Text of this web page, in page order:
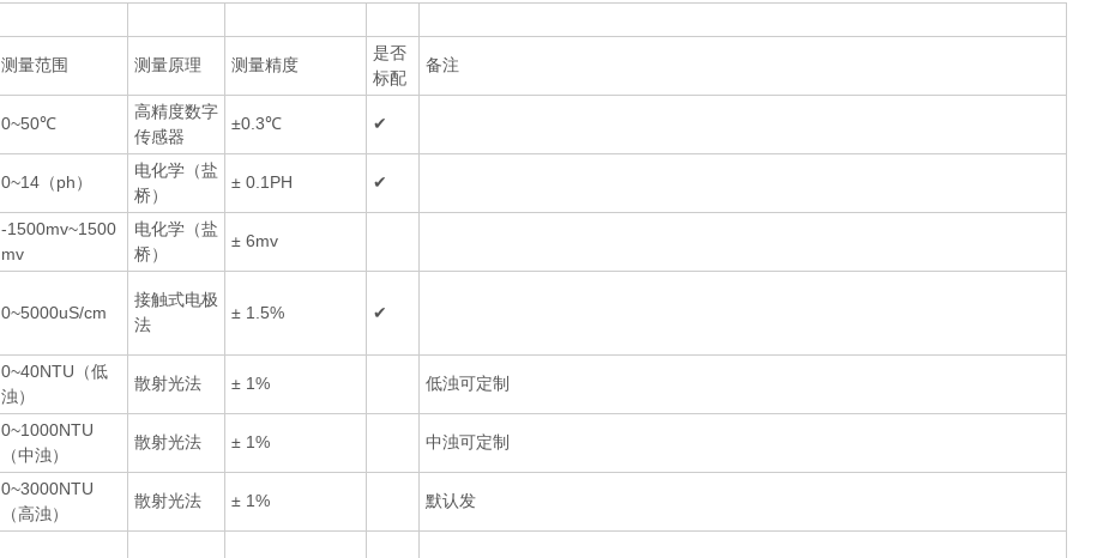
测量范围 测量原理 测量精度
是否
标配
备注
0~50℃
高精度数字
传感器
±0.3℃ ✔
0~14（ph）
电化学（盐
桥）
± 0.1PH ✔
-1500mv~1500
mv
电化学（盐
桥）
± 6mv
0~5000uS/cm
接触式电极
法
± 1.5% ✔
0~40NTU（低
浊）
散射光法 ± 1% 低浊可定制
0~1000NTU
（中浊）
散射光法 ± 1% 中浊可定制
0~3000NTU
（高浊）
散射光法 ± 1% 默认发